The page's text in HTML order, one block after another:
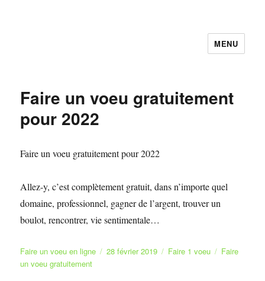
Faire et Ecrire un voeu gratuitement
MENU
Faire un voeu gratuitement
pour 2022
Faire un voeu gratuitement pour 2022
Allez-y, c’est complètement gratuit, dans n’importe quel
domaine, professionnel, gagner de l’argent, trouver un
boulot, rencontrer, vie sentimentale…
Auteur
Faire un voeu en ligne
Publié
28 février 2019 Catégories
Faire 1 voeu Étiquettes
Faire
un voeu gratuitement